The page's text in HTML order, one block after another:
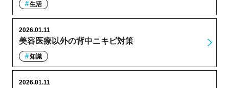
生活
美容医療以外の背中ニキビ対策
2026.01.11
知識
2026.01.11